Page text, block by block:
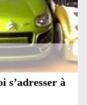
s’adresser à